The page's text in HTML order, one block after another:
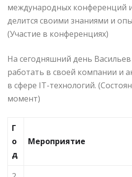
международных конференций
делится своими знаниями и
(Участие в конференциях)
На сегодняшний день
работать в своей компании и
в сфере IT-технологий.
момент)
Г
о
д
Мероприятие